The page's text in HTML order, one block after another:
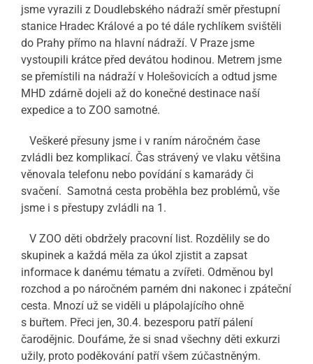
jsme vyrazili z Doudlebského nádraží směr přestupní
stanice Hradec Králové a po té dále rychlíkem svištěli
do Prahy přímo na hlavní nádraží. V Praze jsme
vystoupili krátce před devátou hodinou. Metrem jsme
se přemístili na nádraží v Holešovicích a odtud jsme
MHD zdárně dojeli až do konečné destinace naší
expedice a to ZOO samotné.
Veškeré přesuny jsme i v raním náročném čase
zvládli bez komplikací. Čas strávený ve vlaku většina
věnovala telefonu nebo povídání s kamarády či
svačení. Samotná cesta proběhla bez problémů, vše
jsme i s přestupy zvládli na 1.
V ZOO děti obdržely pracovní list. Rozdělily se do
skupinek a každá měla za úkol zjistit a zapsat
informace k danému tématu a zvířeti. Odměnou byl
rozchod a po náročném parném dni nakonec i zpáteční
cesta. Mnozí už se viděli u plápolajícího ohně
s buřtem. Přeci jen, 30.4. bezesporu patří pálení
čarodějnic. Doufáme, že si snad všechny děti exkurzi
užily, proto poděkování patří všem zúčastněným.